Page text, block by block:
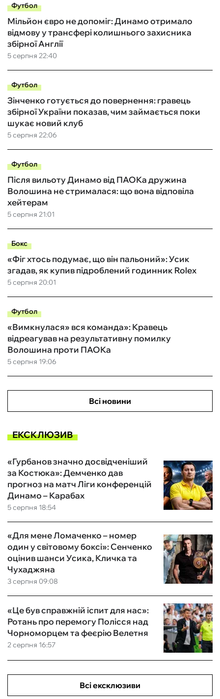
Футбол
5 серпня 22:40
Мільйон євро не допоміг: Динамо отримало
відмову у трансфері колишнього захисника
збірної Англії
Футбол
5 серпня 22:06
Зінченко готується до повернення: гравець
збірної України показав, чим займається поки
шукає новий клуб
Футбол
5 серпня 21:01
Після вильоту Динамо від ПАОКа дружина
Волошина не стрималася: що вона відповіла
хейтерам
Бокс
5 серпня 20:01
«Фіг хтось подумає, що він пальоний»: Усик
згадав, як купив підроблений годинник Rolex
Футбол
5 серпня 19:06
«Вимкнулася» вся команда»: Кравець
відреагував на результативну помилку
Волошина проти ПАОКа
Всі новини
ЕКСКЛЮЗИВ
5 серпня 18:54
«Гурбанов значно досвідченіший
за Костюка»: Демченко дав
прогноз на матч Ліги конференцій
Динамо – Карабах
3 серпня 09:08
«Для мене Ломаченко – номер
один у світовому боксі»: Сенченко
оцінив шанси Усика, Кличка та
Чухаджяна
2 серпня 16:57
«Це був справжній іспит для нас»:
Ротань про перемогу Полісся над
Чорноморцем та феєрію Велетня
Всі ексклюзиви